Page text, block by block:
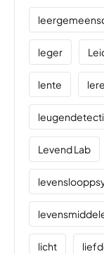
leger
lente
Levend Lab
licht